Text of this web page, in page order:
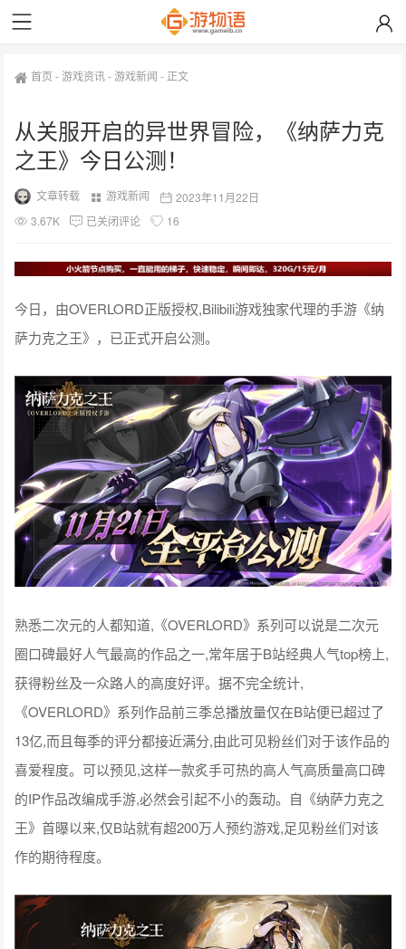
首页 -游戏资讯-游戏新闻 - 正文
从关服开启的异世界冒险，《纳萨力克
之王》今日公测！
文章转载 游戏新闻
2023年11月22日
3.67K
已关闭评论 16
今日，由OVERLORD正版授权,Bilibili游戏独家代理的手游《纳
萨力克之王》，已正式开启公测。
熟悉二次元的人都知道,《OVERLORD》系列可以说是二次元
圈口碑最好人气最高的作品之一,常年居于B站经典人气top榜上,
获得粉丝及一众路人的高度好评。据不完全统计,
《OVERLORD》系列作品前三季总播放量仅在B站便已超过了
13亿,而且每季的评分都接近满分,由此可见粉丝们对于该作品的
喜爱程度。可以预见,这样一款炙手可热的高人气高质量高口碑
的IP作品改编成手游,必然会引起不小的轰动。自《纳萨力克之
王》首曝以来,仅B站就有超200万人预约游戏,足见粉丝们对该
作的期待程度。